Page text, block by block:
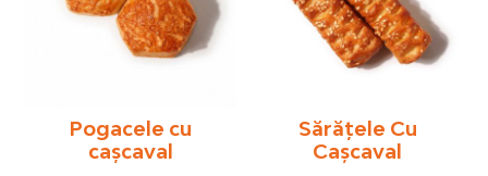
Pogacele cu
cașcaval
Sărăţele Cu
Caşcaval